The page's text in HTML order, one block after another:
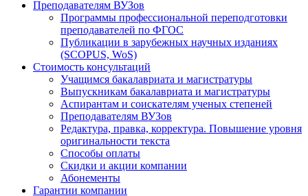
Преподавателям ВУЗов
Программы профессиональной переподготовки
преподавателей по ФГОС
Публикации в зарубежных научных изданиях
(SCOPUS, WoS)
Стоимость консультаций
Учащимся бакалавриата и магистратуры
Выпускникам бакалавриата и магистратуры
Аспирантам и соискателям ученых степеней
Преподавателям ВУЗов
Редактура, правка, корректура. Повышение уровня
оригинальности текста
Способы оплаты
Скидки и акции компании
Абонементы
Гарантии компании